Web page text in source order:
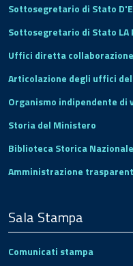
Sottosegretario di Stato
Sottosegretario di Stato LA
Uffici diretta
Articolazione degli uffici
Organismo indipendente
Storia del Ministero
Biblioteca Storica
Amministrazione
Sala Stampa
Comunicati stampa